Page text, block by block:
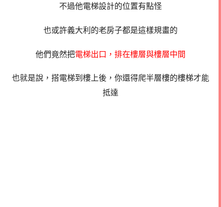
不過他電梯設計的位置有點怪
也或許義大利的老房子都是這樣規畫的
他們竟然把電梯出口，排在樓層與樓層中間
也就是說，搭電梯到樓上後，你還得爬半層樓的樓梯才能
抵達